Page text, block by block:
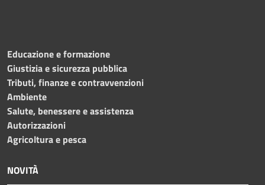
Educazione e formazione
Giustizia e sicurezza pubblica
Tributi, finanze e contravvenzioni
Ambiente
Salute, benessere e assistenza
Autorizzazioni
Agricoltura e pesca
NOVITÀ